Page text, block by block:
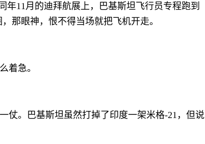
年11月的迪拜航展上，巴基斯坦飞行员专程跑到
那眼神，恨不得当场就把飞机开走。
着急。
仗。巴基斯坦虽然打掉了印度一架米格-21，但说